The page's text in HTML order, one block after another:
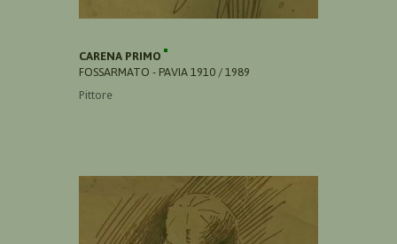
CARENA PRIMO
FOSSARMATO - PAVIA 1910 / 1989
Pittore